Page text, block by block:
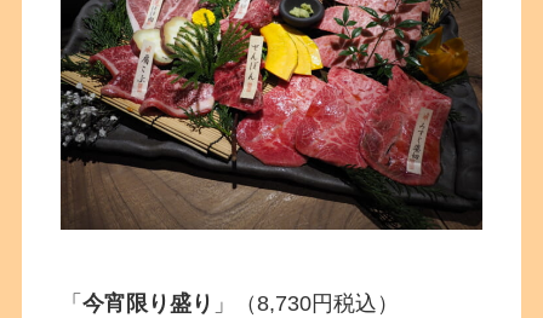
「今宵限り盛り 」（8,730円税込）